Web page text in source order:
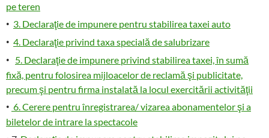
pe teren
· 3. Declaraţie de impunere pentru stabilirea taxei auto
· 4. Declaraţie privind taxa specială de salubrizare
· 5. Declaraţie de impunere privind stabilirea taxei, în sumă
fixă, pentru folosirea mijloacelor de reclamă şi publicitate,
precum şi pentru firma instalată la locul exercitării activităţii
· 6. Cerere pentru înregistrarea/ vizarea abonamentelor şi a
biletelor de intrare la spectacole